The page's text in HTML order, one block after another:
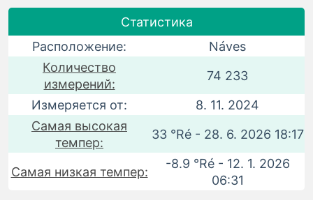
Статистика
Расположение:
Náves
Количество
измерений:
74 233
Измеряется от:
8. 11. 2024
Самая высокая
темпер:
33 °Ré - 28. 6. 2026 18:17
Самая низкая темпер:
-8.9 °Ré - 12. 1. 2026
06:31